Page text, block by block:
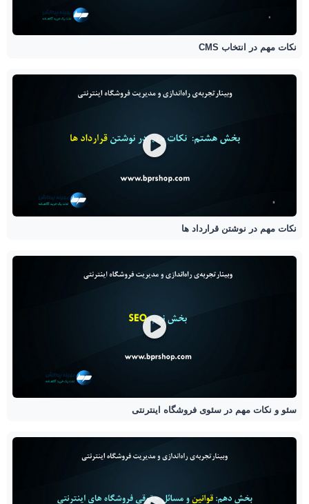
نکات مهم در انتخاب CMS
نکات مهم در نوشتن قرارداد ها
سئو و نکات مهم در سئوی فروشگاه اینترنتی